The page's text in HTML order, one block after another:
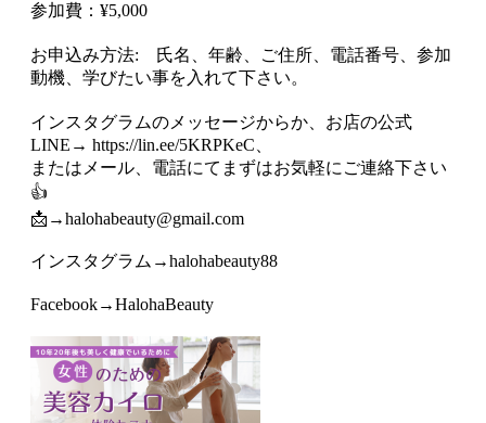
参加費：¥5,000
お申込み方法: 氏名、年齢、ご住所、電話番号、参加
動機、学びたい事を入れて下さい。
インスタグラムのメッセージからか、お店の公式
LINE→ https://lin.ee/5KRPKeC、
またはメール、電話にてまずはお気軽にご連絡下さい
👍
📩→halohabeauty@gmail.com
インスタグラム→halohabeauty88
Facebook→HalohaBeauty